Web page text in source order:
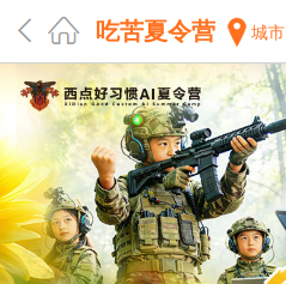
吃苦夏令营 城市